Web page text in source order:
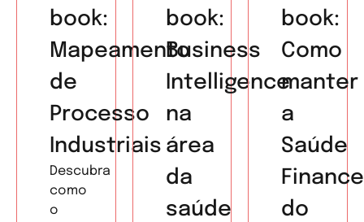
book:
Mapeamento
de
Processo
Industriais
Descubra
como
o
book:
Business
Intelligence
na
área
da
saúde
book:
Como
manter
a
Saúde
do